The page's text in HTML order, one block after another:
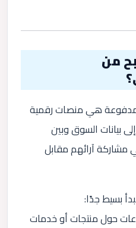
من
هي منصات رقمية
بيانات السوق وبين
مشاركة آرائهم مقابل
بسيط جدًا:
حول منتجات أو خدمات